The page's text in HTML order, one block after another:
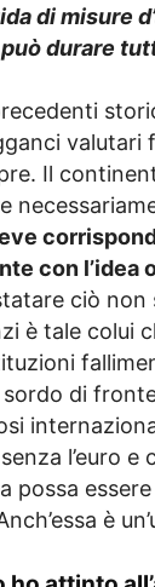
di misure
durare
valutari
Il
con l’idea
ciò non
è tale colui
di fronte
l’euro e
possa
è